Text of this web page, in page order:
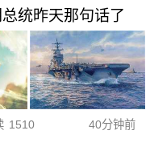
统昨天那句话了
1510 40分钟前